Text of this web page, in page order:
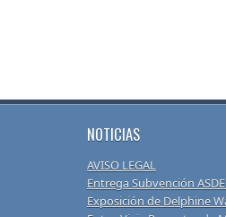
NOTICIAS
AVISO LEGAL
Entrega Subvención
Exposición de Delphine